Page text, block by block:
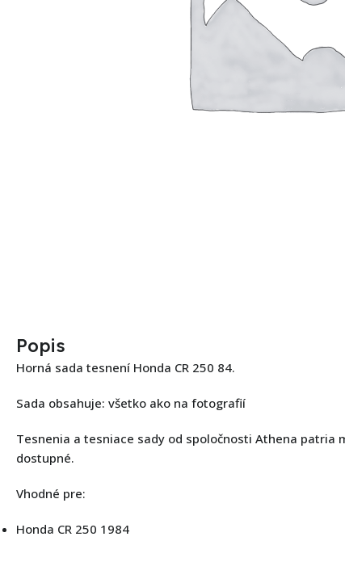
Popis
Horná sada tesnení Honda CR 250 84.
Sada obsahuje: všetko ako na fotografií
Tesnenia a tesniace sady od spoločnosti Athena
dostupné.
Vhodné pre:
Honda CR 250 1984